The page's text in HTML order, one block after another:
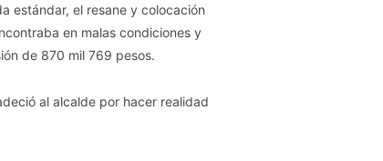
estándar, el resane y colocación
en malas condiciones y
de 870 mil 769 pesos.
al alcalde por hacer realidad